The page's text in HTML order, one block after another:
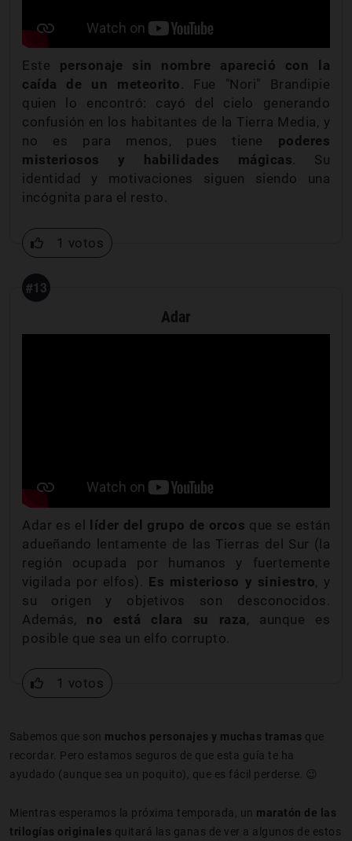
Este personaje sin nombre
apareció con la
caída de un meteorito . Fue "Nori" Brandipie
quien lo encontró: cayó del cielo generando
confusión en los habitantes de la Tierra Media, y
no es para menos, pues tiene poderes
misteriosos y habilidades mágicas. Su
identidad y motivaciones siguen siendo una
incógnita para el resto.
1 votos
#13
Adar
Adar es el líder del grupo de orcos que se están
adueñando lentamente de las Tierras del Sur (la
región ocupada por humanos y fuertemente
vigilada por elfos). Es misterioso y siniestro, y
su origen y objetivos son desconocidos.
Además, no está clara su raza, aunque es
posible que sea un elfo corrupto.
1 votos
Sabemos que son muchos personajes y muchas tramas que
recordar. Pero estamos seguros de que esta guía te ha
ayudado (aunque sea un poquito), que es fácil perderse. 😉
Mientras esperamos la próxima temporada, un maratón de las
trilogías originales quitará las ganas de ver a algunos de estos